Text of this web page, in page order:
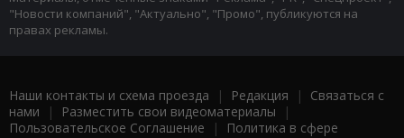
"Новости компаний", "Актуально", "Промо", публикуются на
правах рекламы.
Наши контакты и схема проезда | Редакция | Связаться с
нами | Разместить свои видеоматериалы |
Пользовательское Соглашение |
Политика в сфере